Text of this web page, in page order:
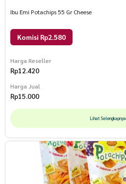
Ibu Emi Potachips 55 Gr Cheese
Komisi Rp2.580
Harga Reseller
Rp12.420
Harga Jual
Rp15.000
Lihat Selengkapnya